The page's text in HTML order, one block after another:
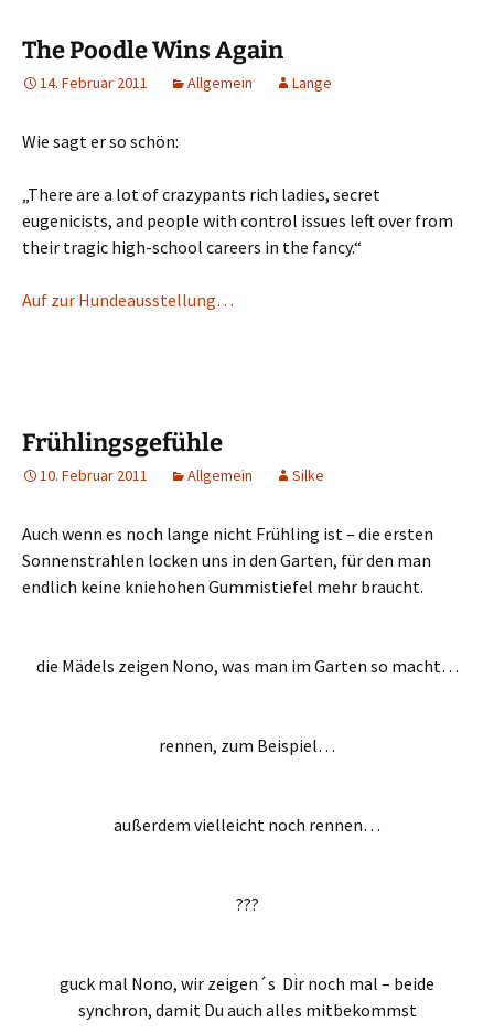
The Poodle Wins Again
14. Februar 2011 Allgemein Lange
Wie sagt er so schön:
„There are a lot of crazypants rich ladies, secret
eugenicists, and people with control issues left over from
their tragic high-school careers in the fancy.“
Auf zur Hundeausstellung…
Frühlingsgefühle
10. Februar 2011 Allgemein Silke
Auch wenn es noch lange nicht Frühling ist – die ersten
Sonnenstrahlen locken uns in den Garten, für den man
endlich keine kniehohen Gummistiefel mehr braucht.
die Mädels zeigen Nono, was man im Garten so macht…
rennen, zum Beispiel…
außerdem vielleicht noch rennen…
???
guck mal Nono, wir zeigen´s Dir noch mal – beide
synchron, damit Du auch alles mitbekommst